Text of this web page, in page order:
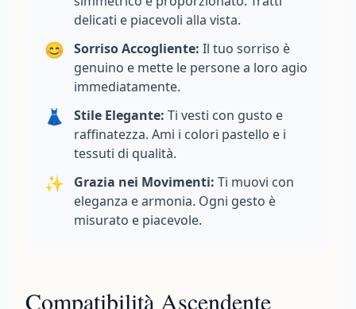
delicati e piacevoli alla vista.
😊 Sorriso Accogliente: Il tuo sorriso è
genuino e mette le persone a loro agio
immediatamente.
👗 Stile Elegante: Ti vesti con gusto e
raffinatezza. Ami i colori pastello e i
tessuti di qualità.
✨ Grazia nei Movimenti: Ti muovi con
eleganza e armonia. Ogni gesto è
misurato e piacevole.
Compatibilità Ascendente